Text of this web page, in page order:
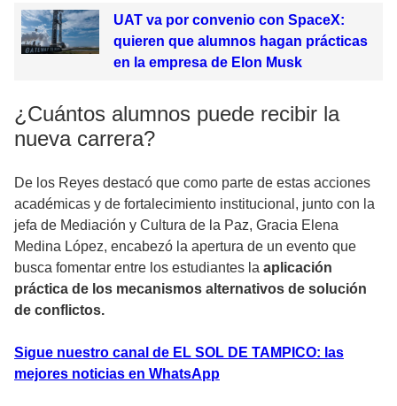
UAT va por convenio con SpaceX:
quieren que alumnos hagan prácticas
en la empresa de Elon Musk
¿Cuántos alumnos puede recibir la
nueva carrera?
De los Reyes destacó que como parte de estas acciones
académicas y de fortalecimiento institucional, junto con la
jefa de Mediación y Cultura de la Paz, Gracia Elena
Medina López, encabezó la apertura de un evento que
busca fomentar entre los estudiantes la aplicación
práctica de los mecanismos alternativos de solución
de conflictos.
Sigue nuestro canal de EL SOL DE TAMPICO: las
mejores noticias en WhatsApp